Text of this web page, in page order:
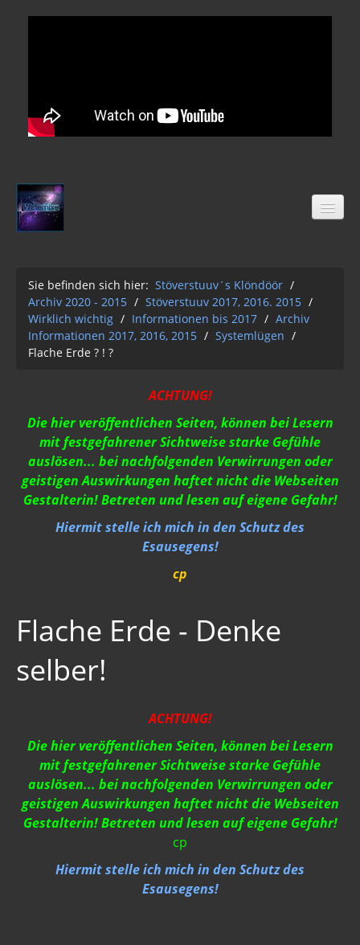
Stöverstuuv´s Klöndöör
Freimaurer
04-2021
01-12-2Q2Q
AUFKLÄRUNG 2Q2Q
Wasser 2019
Religion
Vereinigte Staaten von Europa
Wahrheit gegen MSM
Mark Passio
Außerirdische?
Zeitgeschichte
Sie befinden sich hier: Stöverstuuv´s Klöndöör /
Archiv 2020 - 2015 / Stöverstuuv 2017, 2016. 2015 /
Wirklich wichtig / Informationen bis 2017 / Archiv
Informationen 2017, 2016, 2015 / Systemlügen /
Flache Erde ? ! ?
ACHTUNG!
Die hier veröffentlichen Seiten, können bei Lesern
mit festgefahrener Sichtweise starke Gefühle
auslösen... bei nachfolgenden Verwirrungen oder
geistigen Auswirkungen haftet nicht die Webseiten
Gestalterin! Betreten und lesen auf eigene Gefahr!
Hiermit stelle ich mich in den Schutz des
Esausegens!
cp
Flache Erde - Denke
selber!
ACHTUNG!
Die hier veröffentlichen Seiten, können bei Lesern
mit festgefahrener Sichtweise starke Gefühle
auslösen... bei nachfolgenden Verwirrungen oder
geistigen Auswirkungen haftet nicht die Webseiten
Gestalterin! Betreten und lesen auf eigene Gefahr!
cp
Hiermit stelle ich mich in den Schutz des
Esausegens!